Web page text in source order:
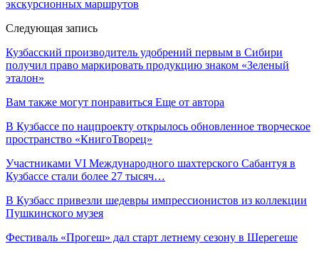
экскурсионных маршрутов
Следующая запись
Кузбасский производитель удобрений первым в Сибири
получил право маркировать продукцию знаком «Зеленый
эталон»
Вам также могут понравиться Еще от автора
В Кузбассе по нацпроекту открылось обновленное творческое
пространство «КнигоТворец»
Участниками VI Международного шахтерского Сабантуя в
Кузбассе стали более 27 тысяч…
В Кузбасс привезли шедевры импрессионистов из коллекции
Пушкинского музея
Фестиваль «Прогеш» дал старт летнему сезону в Шерегеше